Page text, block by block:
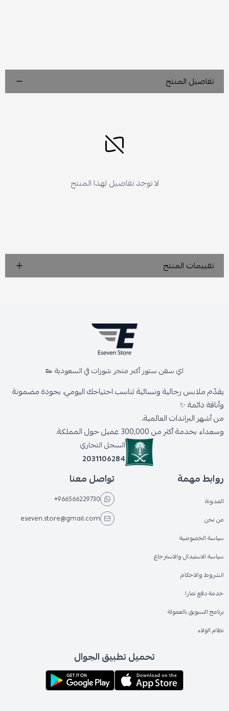
تفاصيل المنتج
لا توجد تفاصيل لهذا المنتج
تقييمات المنتج
اي سفن ستور أكبر متجر شوزات في السعودية 👟
يقدّم ملابس رجالية ونسائية تناسب احتياجك اليومي، بجودة مضمونة
وأناقة دائمة ✨
من أشهر البراندات العالمية،
وسعداء بخدمة أكثر من 300,000 عميل حول المملكة.
السجل التجاري
2031106284
روابط مهمة
المدونة
من نحن
سياسة الخصوصية
سياسة الاستبدال والاسترجاع
الشروط والاحكام
خدمة دفع تمارا
برنامج التسويق بالعمولة
نظام الولاء
تواصل معنا
+966566229730
eseven.store@gmail.com
تحميل تطبيق الجوال